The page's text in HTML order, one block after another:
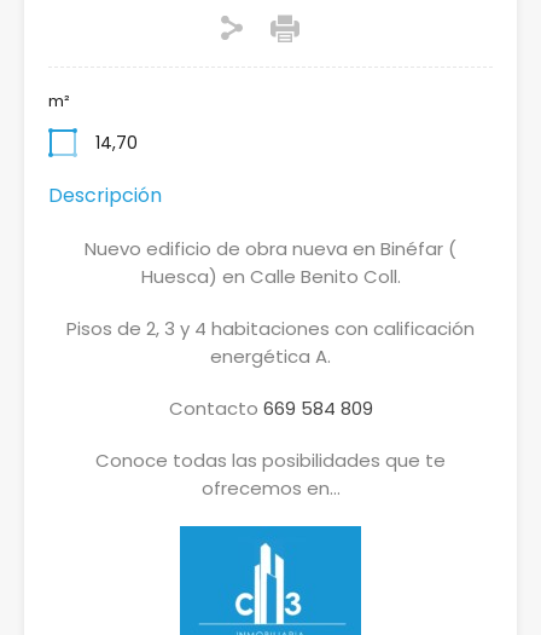
m²
14,70
Descripción
Nuevo edificio de obra nueva en Binéfar (
Huesca) en Calle Benito Coll.
Pisos de 2, 3 y 4 habitaciones con calificación
energética A.
Contacto 669 584 809
Conoce todas las posibilidades que te
ofrecemos en…